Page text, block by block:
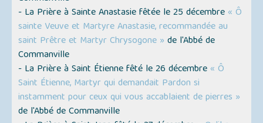
- La Prière à Sainte Anastasie fêtée le 25 décembre « Ô
sainte Veuve et Martyre Anastasie, recommandée au
saint Prêtre et Martyr Chrysogone » de l'Abbé de
Commanville
- La Prière à Saint Étienne fêté le 26 décembre « Ô
Saint Étienne, Martyr qui demandait Pardon si
instamment pour ceux qui vous accablaient de pierres »
de l'Abbé de Commanville